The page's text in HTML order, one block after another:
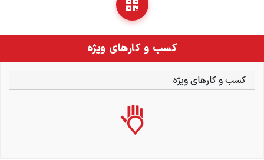
کسب و کارهای ویژه
کسب و کارهای ویژه